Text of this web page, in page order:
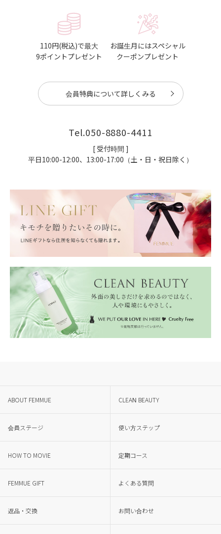
110円(税込)で最大
9ポイントプレゼント
お誕生月にはスペシャル
クーポンプレゼント
会員特典について詳しくみる
Tel.050-8880-4411
[ 受付時間 ]
平日10:00-12:00、13:00-17:00（土・日・祝日除く）
ABOUT FEMMUE CLEAN BEAUTY
会員ステージ 使い方ステップ
HOW TO MOVIE 定期コース
FEMMUE GIFT よくある質問
返品・交換 お問い合わせ